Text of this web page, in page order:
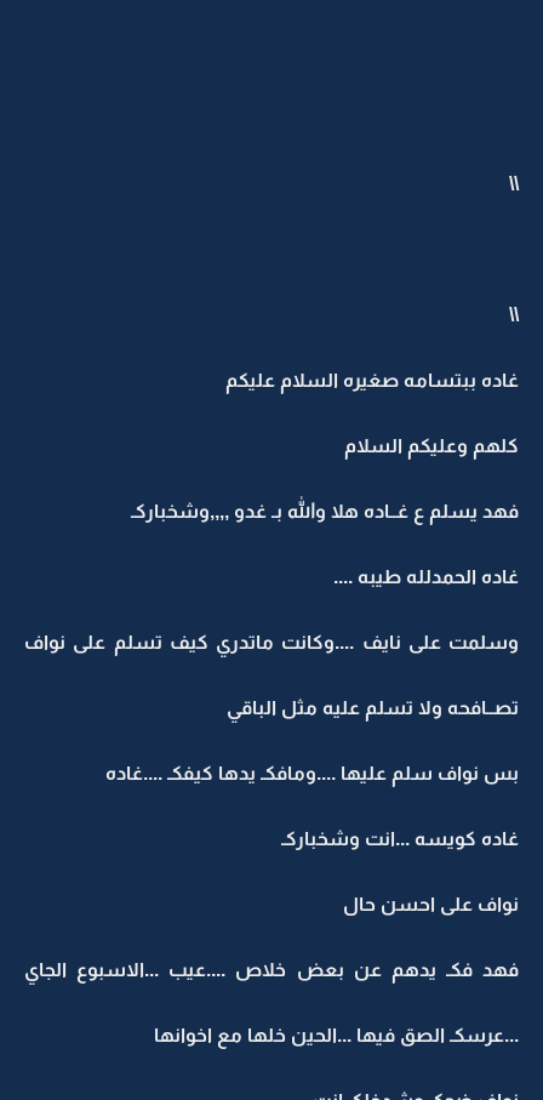
\\
\\
غاده ببتسامه صغيره السلام عليكم
كلهم وعليكم السلام
فهد يسلم ع غــاده هلا والله بـ غدو ,,,,وشخباركـ
غاده الحمدلله طيبه ....
وسلمت على نايف ....وكانت ماتدري كيف تسلم على نواف
تصــافحه ولا تسلم عليه مثل الباقي
بس نواف سلم عليها ....ومافكـ يدها كيفكـ ....غاده
غاده كويسه ...انت وشخباركـ
نواف على احسن حال
فهد فكـ يدهم عن بعض خلاص ....عيب ...الاسبوع الجاي
...عرسكـ الصق فيها ...الحين خلها مع اخوانها